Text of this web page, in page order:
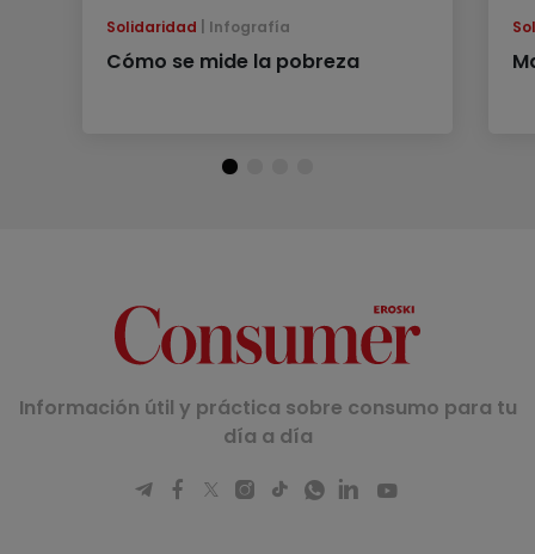
Solidaridad Infografía
Cómo se mide la pobreza
Información útil y práctica sobre consumo para tu
día a día